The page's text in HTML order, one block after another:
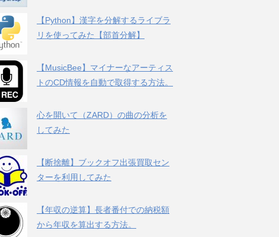
【Python】漢字を分解するライブラ
リを使ってみた【部首分解】
【MusicBee】マイナーなアーティス
トのCD情報を自動で取得する方法。
心を開いて（ZARD）の曲の分析を
してみた
【断捨離】ブックオフ出張買取セン
ターを利用してみた
【年収の逆算】長者番付での納税額
から年収を算出する方法。